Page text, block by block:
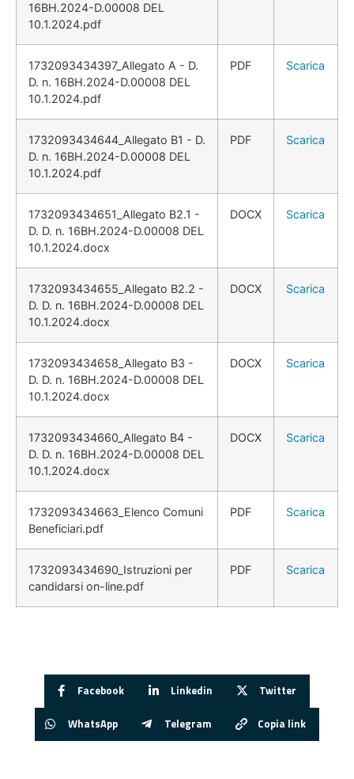
16BH.2024-D.00008 DEL
10.1.2024.pdf
1732093434397_Allegato A - D.
D. n. 16BH.2024-D.00008 DEL
10.1.2024.pdf
PDF Scarica
1732093434644_Allegato B1 - D.
D. n. 16BH.2024-D.00008 DEL
10.1.2024.pdf
PDF Scarica
1732093434651_Allegato B2.1 -
D. D. n. 16BH.2024-D.00008 DEL
10.1.2024.docx
DOCX Scarica
1732093434655_Allegato B2.2 -
D. D. n. 16BH.2024-D.00008 DEL
10.1.2024.docx
DOCX Scarica
1732093434658_Allegato B3 -
D. D. n. 16BH.2024-D.00008 DEL
10.1.2024.docx
DOCX Scarica
1732093434660_Allegato B4 -
D. D. n. 16BH.2024-D.00008 DEL
10.1.2024.docx
DOCX Scarica
1732093434663_Elenco Comuni
Beneficiari.pdf
PDF Scarica
1732093434690_Istruzioni per
candidarsi on-line.pdf
PDF Scarica
Facebook Linkedin Twitter
WhatsApp Telegram Copia link